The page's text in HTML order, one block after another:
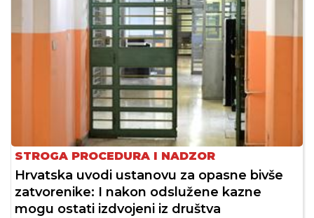
STROGA PROCEDURA I NADZOR
Hrvatska uvodi ustanovu za opasne bivše
zatvorenike: I nakon odslužene kazne
mogu ostati izdvojeni iz društva